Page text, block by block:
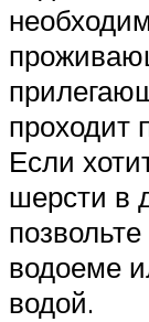
проходит
Если
шерсти в
водоеме
водой.